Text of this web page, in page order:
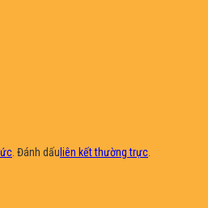
. Đánh dấu liên kết thường trực